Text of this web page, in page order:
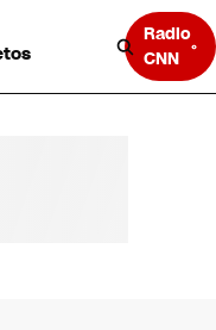
Radio
CNN